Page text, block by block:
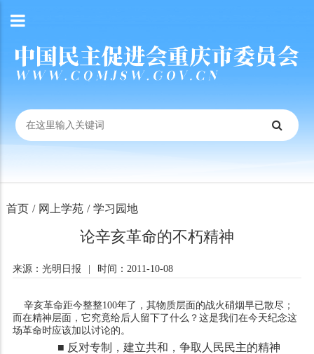
首页 / 网上学苑 / 学习园地
论辛亥革命的不朽精神
来源：光明日报 时间：2011-10-08
辛亥革命距今整整100年了，其物质层面的战火硝烟早已散尽；
而在精神层面，它究竟给后人留下了什么？这是我们在今天纪念这
场革命时应该加以讨论的。
■ 反对专制，建立共和，争取人民民主的精神